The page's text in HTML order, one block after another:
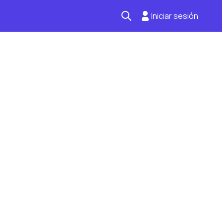
Iniciar sesión